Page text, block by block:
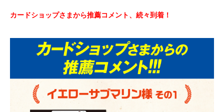
カードショップさまから推薦コメント、続々到着！